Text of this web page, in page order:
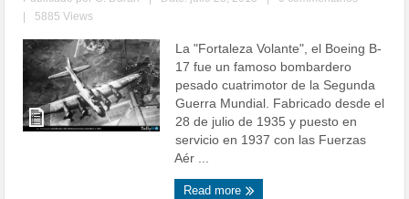
5885 Views
La "Fortaleza Volante", el Boeing B-
17 fue un famoso bombardero
pesado cuatrimotor de la Segunda
Guerra Mundial. Fabricado desde el
28 de julio de 1935 y puesto en
servicio en 1937 con las Fuerzas
Aér ...
Read more